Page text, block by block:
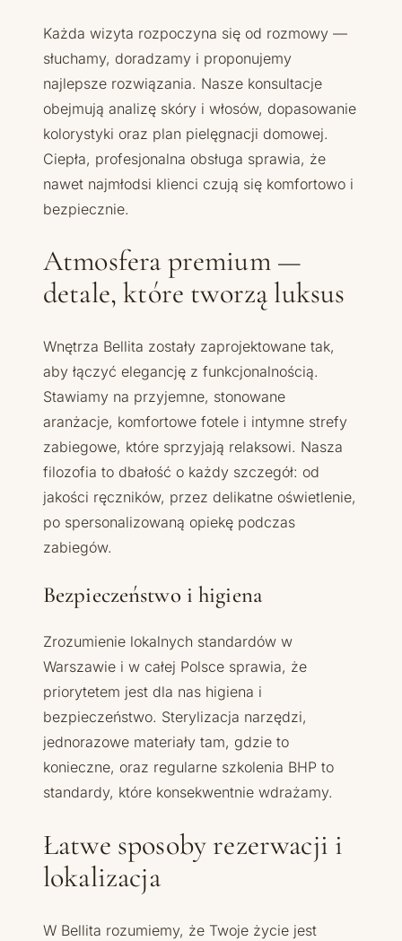
Każda wizyta rozpoczyna się od rozmowy —
słuchamy, doradzamy i proponujemy
najlepsze rozwiązania. Nasze konsultacje
obejmują analizę skóry i włosów, dopasowanie
kolorystyki oraz plan pielęgnacji domowej.
Ciepła, profesjonalna obsługa sprawia, że
nawet najmłodsi klienci czują się komfortowo i
bezpiecznie.
Atmosfera premium —
detale, które tworzą luksus
Wnętrza Bellita zostały zaprojektowane tak,
aby łączyć elegancję z funkcjonalnością.
Stawiamy na przyjemne, stonowane
aranżacje, komfortowe fotele i intymne strefy
zabiegowe, które sprzyjają relaksowi. Nasza
filozofia to dbałość o każdy szczegół: od
jakości ręczników, przez delikatne oświetlenie,
po spersonalizowaną opiekę podczas
zabiegów.
Bezpieczeństwo i higiena
Zrozumienie lokalnych standardów w
Warszawie i w całej Polsce sprawia, że
priorytetem jest dla nas higiena i
bezpieczeństwo. Sterylizacja narzędzi,
jednorazowe materiały tam, gdzie to
konieczne, oraz regularne szkolenia BHP to
standardy, które konsekwentnie wdrażamy.
Łatwe sposoby rezerwacji i
lokalizacja
W Bellita rozumiemy, że Twoje życie jest